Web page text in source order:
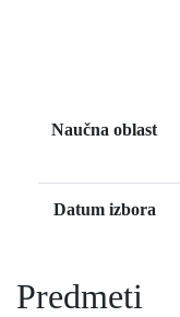
Naučna oblast
Datum izbora
Predmeti